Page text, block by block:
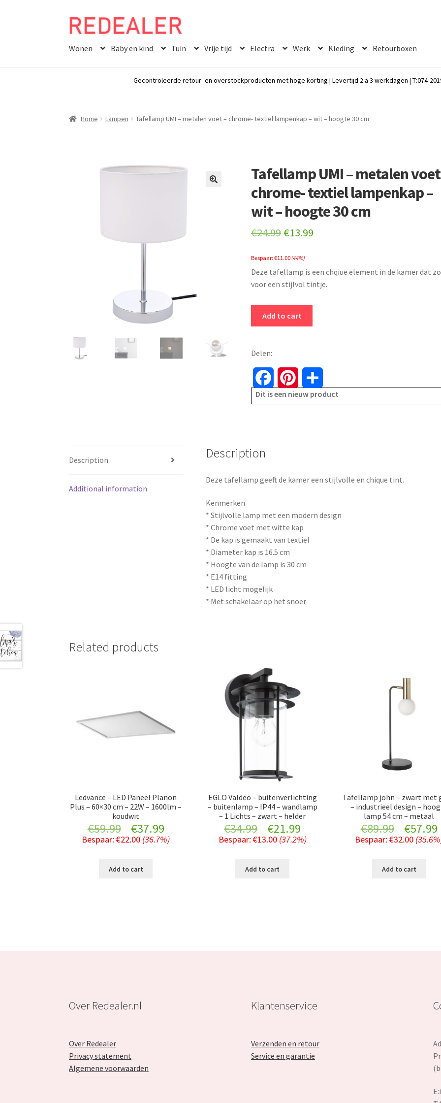
Skip
navigation
Skip
content
Wonen Baby en kind Tuin Vrije tijd Electra Werk Kleding Retourboxen
Gecontroleerde retour- en overstockproducten met hoge korting | Levertijd 2 a 3 werkdagen | T:074-
Home Lampen Tafellamp UMI – metalen voet – chrome- textiel lampenkap – wit – hoogte 30 cm
Tafellamp UMI – metalen
chrome- textiel lampenkap –
wit – hoogte 30 cm
€24.99 Original
was:
€24.99.
€13.99
is:
€13.99.
Bespaar:€11.00(44%)
Deze tafellamp is een chqiue element in de kamer dat
voor een stijlvol tintje.
Tafellamp
UMI
metalen
chrome-
-
cm
Add to cart
Delen:
a
o
i
r
t
h
Dit is een nieuw product
Description
Additional information
Description
Deze tafellamp geeft de kamer een stijlvolle en chique tint.
Kenmerken
* Stijlvolle lamp met een modern design
* Chrome voet met witte kap
* De kap is gemaakt van textiel
* Diameter kap is 16.5 cm
* Hoogte van de lamp is 30 cm
* E14 fitting
* LED licht mogelijk
* Met schakelaar op het snoer
Related products
Ledvance – LED Paneel Planon
Plus – 60×30 cm – 22W – 1600lm –
koudwit
€59.99
Original
price
was:
€37.99Current
price
Bespaar:€22.00 (36.7%)
Add to cart
EGLO Valdeo – buitenverlichting
– buitenlamp – IP44 – wandlamp
– 1 Lichts – zwart – helder
€34.99
Original
price
was:
€21.99
price
Bespaar: €13.00 (37.2%)
Add to cart
Tafellamp john – zwart met
– industrieel design –
lamp 54 cm – metaal
€89.99
Original
price
was:
€57.99
Bespaar:€32.00
Add to cart
Over Redealer.nl
Over Redealer
Privacy statement
Algemene voorwaarden
Klantenservice
Verzenden en retour
Service en garantie
E: